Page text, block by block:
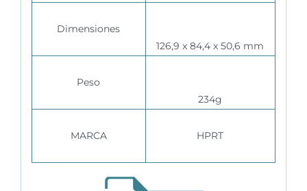
Dimensiones
126,9 x 84,4 x 50,6 mm
Peso
234g
MARCA HPRT